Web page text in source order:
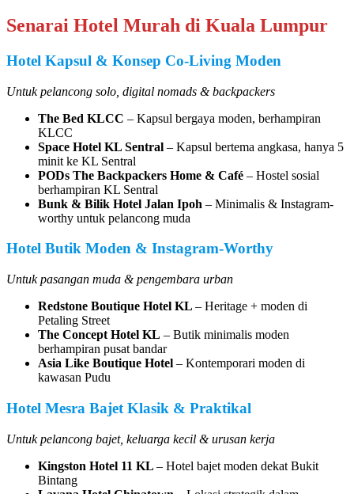
Senarai Hotel Murah di Kuala Lumpur
Hotel Kapsul & Konsep Co-Living Moden
Untuk pelancong solo, digital nomads & backpackers
The Bed KLCC – Kapsul bergaya moden, berhampiran
KLCC
Space Hotel KL Sentral – Kapsul bertema angkasa, hanya 5
minit ke KL Sentral
PODs The Backpackers Home & Café – Hostel sosial
berhampiran KL Sentral
Bunk & Bilik Hotel Jalan Ipoh – Minimalis & Instagram-
worthy untuk pelancong muda
Hotel Butik Moden & Instagram-Worthy
Untuk pasangan muda & pengembara urban
Redstone Boutique Hotel KL – Heritage + moden di
Petaling Street
The Concept Hotel KL – Butik minimalis moden
berhampiran pusat bandar
Asia Like Boutique Hotel – Kontemporari moden di
kawasan Pudu
Hotel Mesra Bajet Klasik & Praktikal
Untuk pelancong bajet, keluarga kecil & urusan kerja
Kingston Hotel 11 KL – Hotel bajet moden dekat Bukit
Bintang